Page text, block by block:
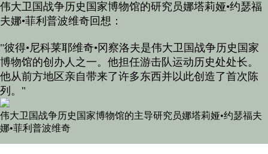
伟大卫国战争历史国家博物馆的研究员娜塔莉娅•约瑟福
夫娜•菲利普波维奇回想：
"彼得•尼科莱耶维奇•冈察洛夫是伟大卫国战争历史国家
博物馆的创办人之一。他担任游击队运动历史处处长。
他从前方地区亲自带来了许多东西并以此创造了首次陈
列。"
伟大卫国战争历史国家博物馆的主导研究员娜塔莉娅•约瑟福夫
娜•菲利普波维奇